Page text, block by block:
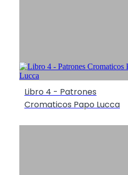
Libro 4 - Patrones
Cromaticos Papo Lucca